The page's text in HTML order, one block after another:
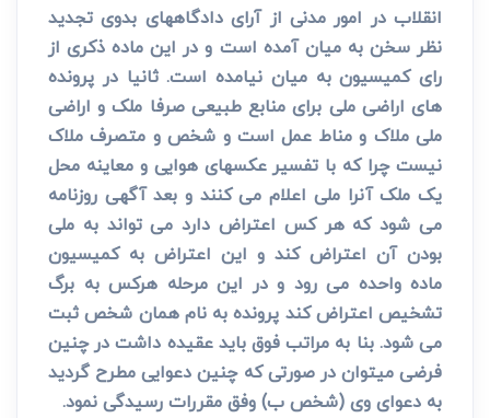
انقلاب در امور مدنی از آرای دادگاههای بدوی تجدید
نظر سخن به میان آمده است و در این ماده ذکری از
رای کمیسیون به میان نیامده است. ثانیا در پرونده
های اراضی ملی برای منابع طبیعی صرفا ملک و اراضی
ملی ملاک و مناط عمل است و شخص و متصرف ملاک
نیست چرا که با تفسیر عکسهای هوایی و معاینه محل
یک ملک آنرا ملی اعلام می کنند و بعد آگهی روزنامه
می شود که هر کس اعتراض دارد می تواند به ملی
بودن آن اعتراض کند و این اعتراض به کمیسیون
ماده واحده می رود و در این مرحله هرکس به برگ
تشخیص اعتراض کند پرونده به نام همان شخص ثبت
می شود. بنا به مراتب فوق باید عقیده داشت در چنین
فرضی میتوان در صورتی که چنین دعوایی مطرح گردید
به دعوای وی (شخص ب) وفق مقررات رسیدگی نمود.